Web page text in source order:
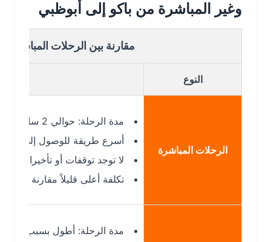
وغير المباشرة من باكو إلى أبوظبي
مقارنة بين الرحلات المباشرة وغير
الرحلات المباشرة
مدة الرحلة: حوالي 2 ساعات 55 دقيقة. :contentReference[oaicite:12]{index=12}
أسرع طريقة للوصول إلى أبوظبي من
لا توجد توقفات أو تأخيرات إضافية
تكلفة أعلى قليلاً مقارنة بالرحلات
مدة الرحلة: أطول بسبب التوقف أو